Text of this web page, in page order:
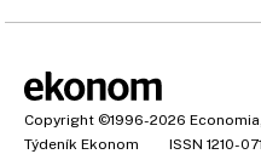
Copyright ©1996-2026
Týdeník Ekonom
ISSN 1210-